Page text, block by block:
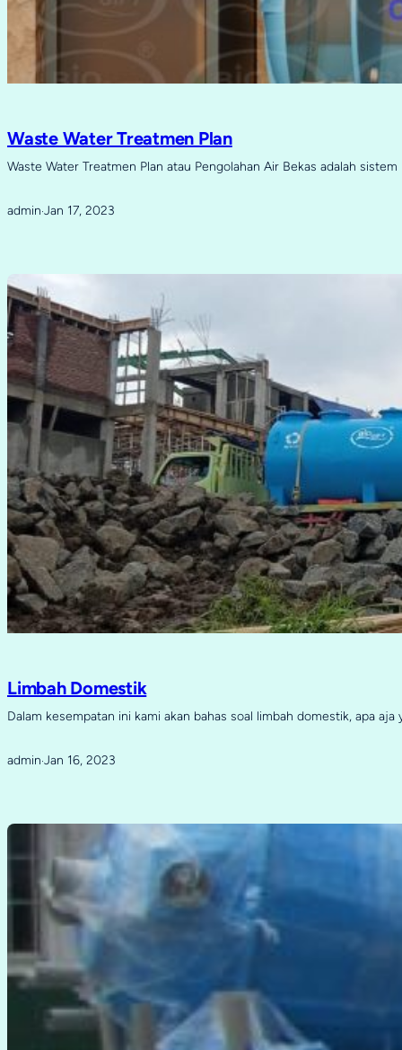
Waste Water Treatmen Plan
Waste Water Treatmen Plan atau Pengolahan Air Bekas adalah
admin·Jan 17, 2023
Limbah Domestik
Dalam kesempatan ini kami akan bahas soal limbah domestik, apa aja
admin·Jan 16, 2023